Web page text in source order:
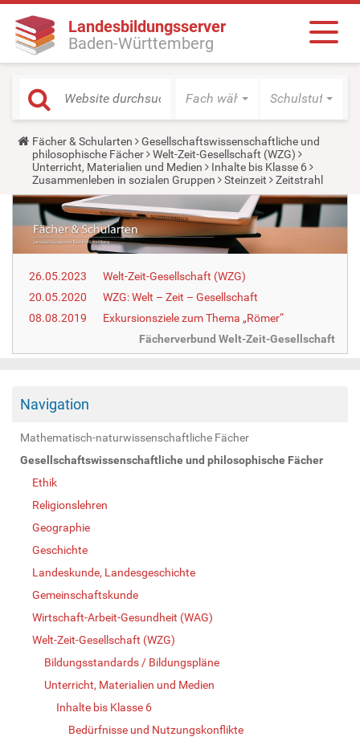
Landesbildungsserver
Baden-Württemberg
Fach wählen Schulstufe
Y
o
u
a
r
e
e
r
e
Fächer & Schularten
Gesellschaftswissenschaftliche und
philosophische Fächer
Welt-Zeit-Gesellschaft (WZG)
Unterricht, Materialien und Medien
Inhalte bis Klasse 6
Zusammenleben in sozialen Gruppen
Steinzeit Zeitstrahl
26.05.2023
Welt-Zeit-Gesellschaft (WZG)
20.05.2020
WZG: Welt – Zeit – Gesellschaft
08.08.2019
Exkursionsziele zum Thema „Römer“
Fächerverbund Welt-Zeit-Gesellschaft
Navigation
Mathematisch-naturwissenschaftliche Fächer
Gesellschaftswissenschaftliche und philosophische Fächer
Ethik
Religionslehren
Geographie
Geschichte
Landeskunde, Landesgeschichte
Gemeinschaftskunde
Wirtschaft-Arbeit-Gesundheit (WAG)
Welt-Zeit-Gesellschaft (WZG)
Bildungsstandards / Bildungspläne
Unterricht, Materialien und Medien
Inhalte bis Klasse 6
Bedürfnisse und Nutzungskonflikte